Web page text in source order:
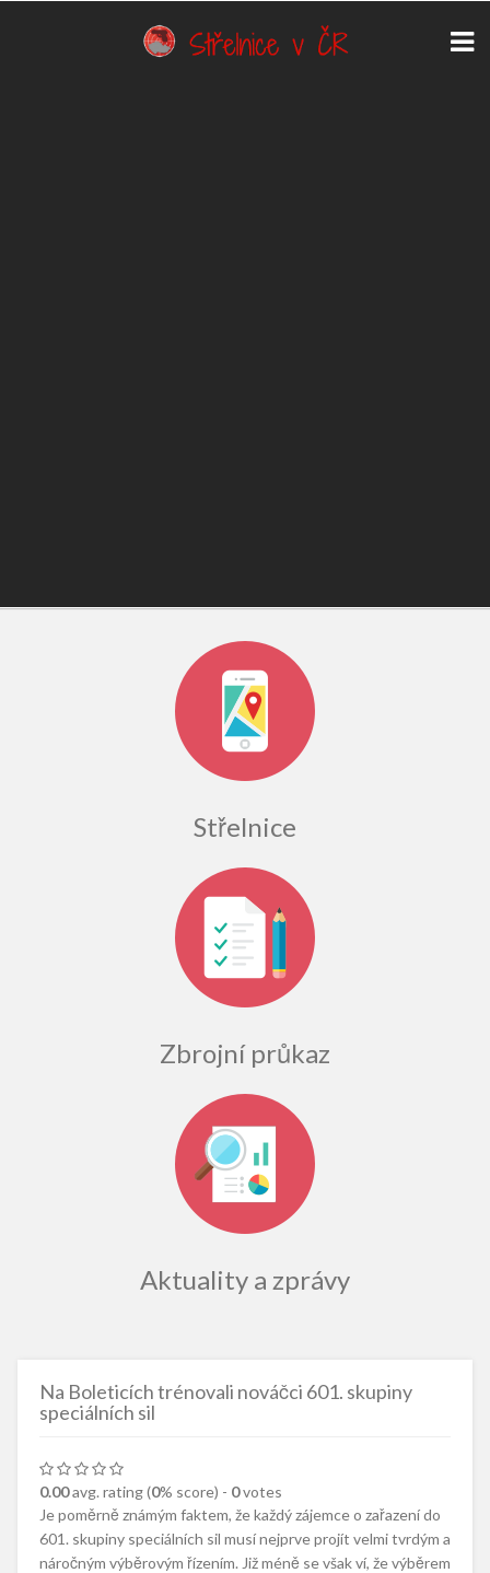
Střelnice
Zbrojní průkaz
Aktuality a zprávy
Na Boleticích trénovali nováčci 601. skupiny
speciálních sil
0.00avg. rating (0% score) - 0votes
Je poměrně známým faktem, že každý zájemce o zařazení do
601. skupiny speciálních sil musí nejprve projít velmi tvrdým a
náročným výběrovým řízením. Již méně se však ví, že výběrem